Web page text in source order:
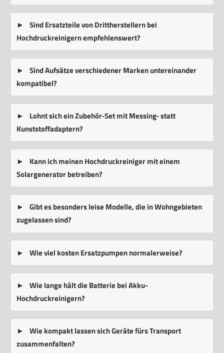
Sind Ersatzteile von Drittherstellern bei
Hochdruckreinigern empfehlenswert?
Sind Aufsätze verschiedener Marken untereinander
kompatibel?
Lohnt sich ein Zubehör‑Set mit Messing‑ statt
Kunststoffadaptern?
Kann ich meinen Hochdruckreiniger mit einem
Solargenerator betreiben?
Gibt es besonders leise Modelle, die in Wohngebieten
zugelassen sind?
Wie viel kosten Ersatzpumpen normalerweise?
Wie lange hält die Batterie bei Akku-
Hochdruckreinigern?
Wie kompakt lassen sich Geräte fürs Transport
zusammenfalten?